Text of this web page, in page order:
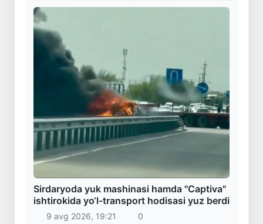
Sirdaryoda yuk mashinasi hamda "Captiva"
ishtirokida yo‘l-transport hodisasi yuz berdi
9 avg 2026, 19:21 0